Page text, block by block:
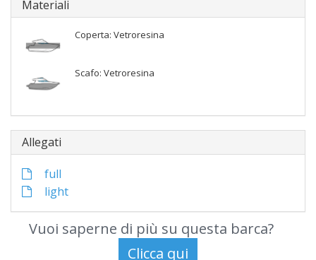
Materiali
Coperta: Vetroresina
Scafo: Vetroresina
Allegati
full
light
Vuoi saperne di più su questa barca?